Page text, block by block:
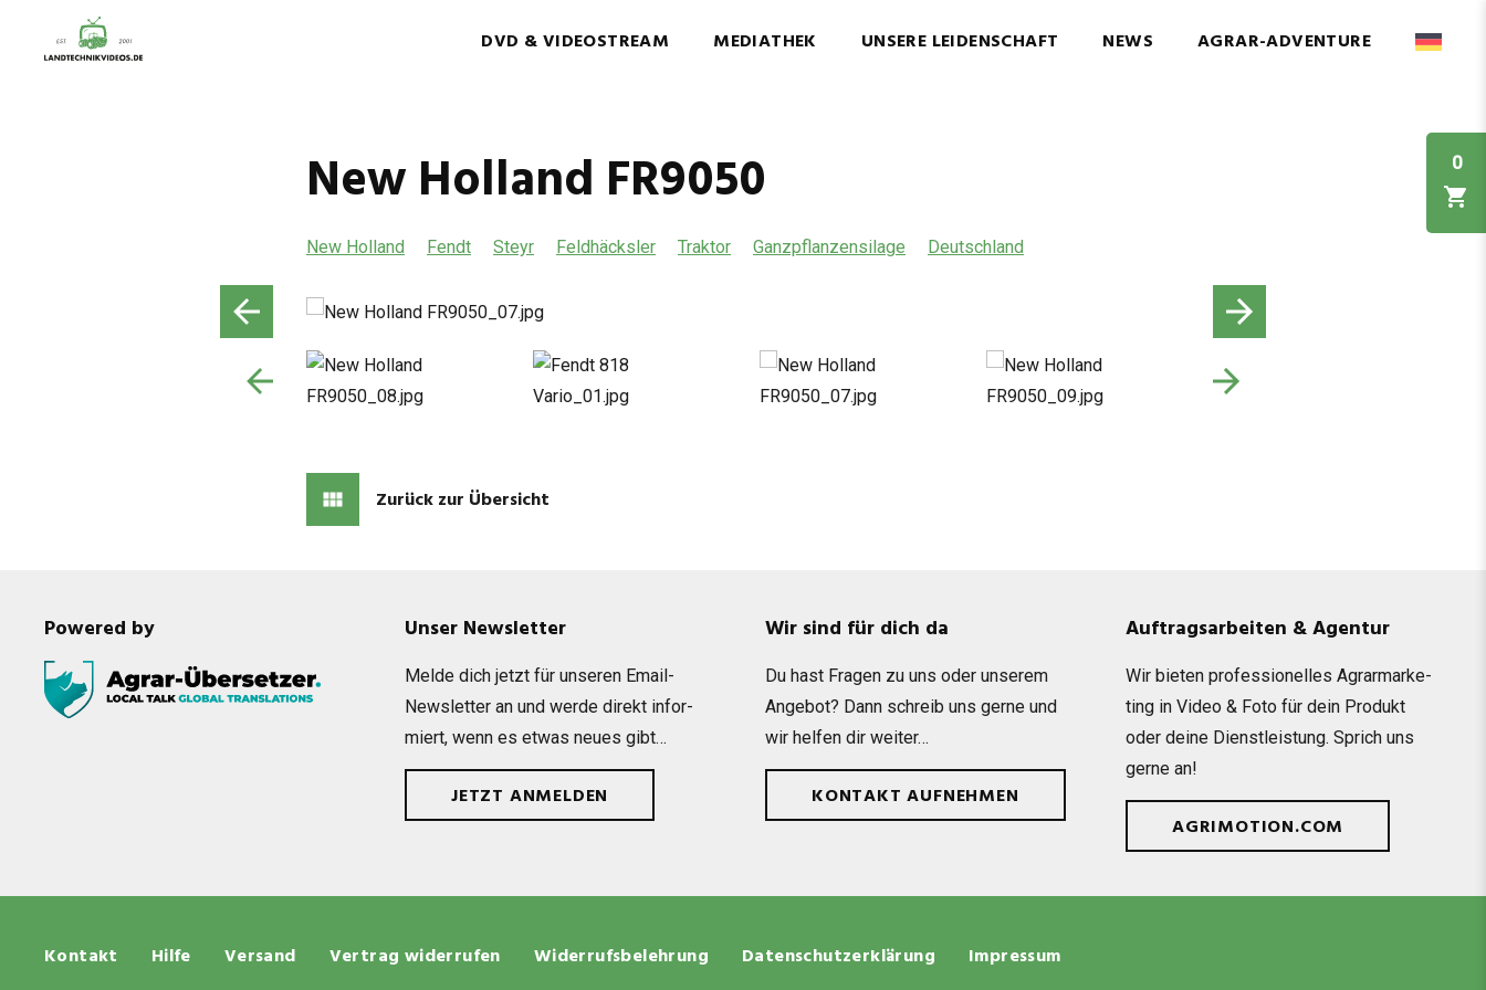
0
DVD & VIDEOSTREAM MEDIATHEK UNSERE LEIDENSCHAFT NEWS AGRAR-ADVENTURE
New Holland FR9050
New Holland Fendt Steyr Feldhäcksler Traktor Ganzpflanzensilage Deutschland
Zurück zur Übersicht
Powered by Unser Newsletter
Melde dich jetzt für unse­ren Email-
News­let­ter an und werde direkt infor­
miert, wenn es etwas neues gibt…
JETZT ANMELDEN
Wir sind für dich da
Du hast Fra­gen zu uns oder unse­rem
Ange­bot? Dann schreib uns gerne und
wir hel­fen dir weiter…
KONTAKT AUFNEHMEN
Auftragsarbeiten & Agentur
Wir bie­ten pro­fes­sio­nel­les Agrar­mar­ke­
ting in Video & Foto für dein Pro­dukt
oder deine Dienst­leis­tung. Sprich uns
gerne an!
AGRIMOTION.COM
Kontakt Hilfe Versand Vertrag widerrufen Widerrufsbelehrung Datenschutzerklärung Impressum